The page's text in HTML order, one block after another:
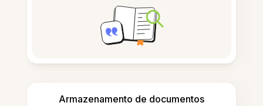
Armazenamento de documentos